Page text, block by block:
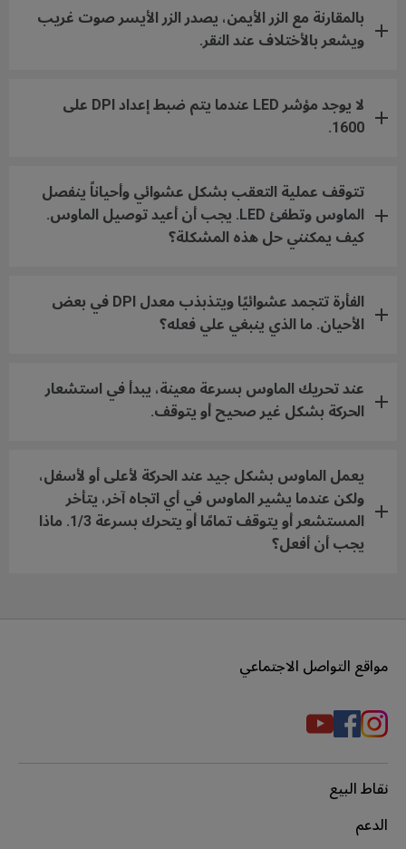
بالمقارنة مع الزر الأيمن، يصدر الزر الأيسر صوت غريب
ويشعر بالأختلاف عند النقر.
لا يوجد مؤشر LED عندما يتم ضبط إعداد DPI على
1600.
تتوقف عملية التعقب بشكل عشوائي وأحياناً ينفصل
الماوس وتطفئ LED. يجب أن أعيد توصيل الماوس.
كيف يمكنني حل هذه المشكلة؟
الفأرة تتجمد عشوائيًا ويتذبذب معدل DPI في بعض
الأحيان. ما الذي ينبغي علي فعله؟
عند تحريك الماوس بسرعة معينة، يبدأ في استشعار
الحركة بشكل غير صحيح أو يتوقف.
يعمل الماوس بشكل جيد عند الحركة لأعلى أو لأسفل،
ولكن عندما يشير الماوس في أي اتجاه آخر، يتأخر
المستشعر أو يتوقف تمامًا أو يتحرك بسرعة 1/3. ماذا
يجب أن أفعل؟
مواقع التواصل الاجتماعي
نقاط البيع
الدعم